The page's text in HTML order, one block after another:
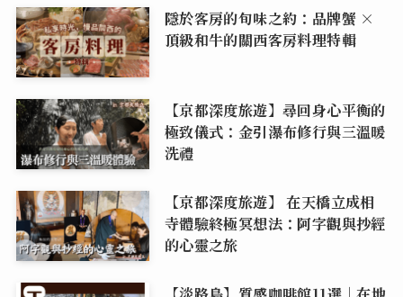
隱於客房的旬味之約：品牌蟹 ×
頂級和牛的關西客房料理特輯
【京都深度旅遊】尋回身心平衡的
極致儀式：金引瀑布修行與三溫暖
洗禮
【京都深度旅遊】 在天橋立成相
寺體驗終極冥想法：阿字觀與抄經
的心靈之旅